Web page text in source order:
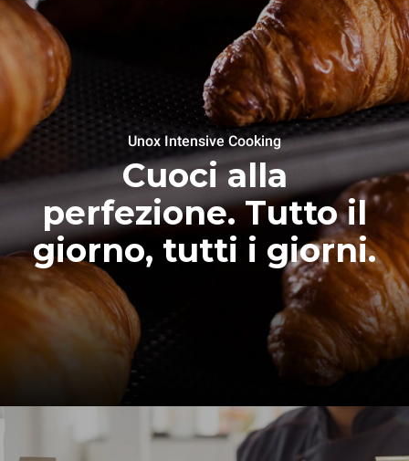
Unox Intensive Cooking
Cuoci alla
perfezione. Tutto il
giorno, tutti i giorni.